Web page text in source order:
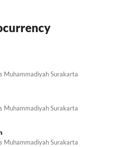
Muhammadiyah Surakarta
Muhammadiyah Surakarta
Muhammadiyah Surakarta